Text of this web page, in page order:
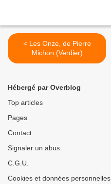
< Les Onze, de Pierre
Michon (Verdier)
Hébergé par Overblog
Top articles
Pages
Contact
Signaler un abus
C.G.U.
Cookies et données personnelles